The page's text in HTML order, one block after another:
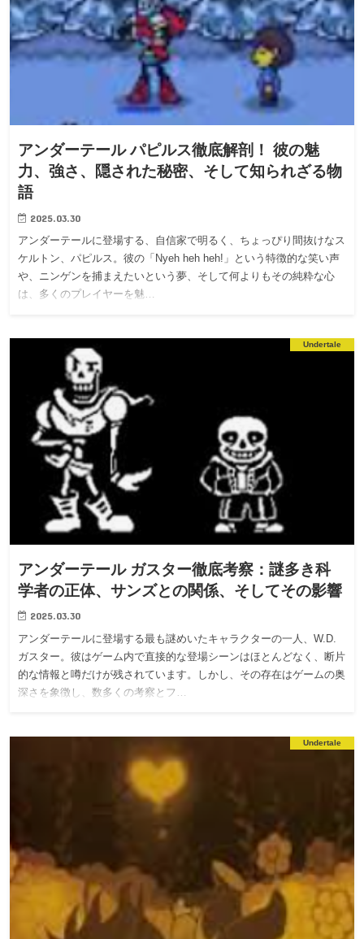
アンダーテール パピルス徹底解剖！ 彼の魅
力、強さ、隠された秘密、そして知られざる物
語
2025.03.30
アンダーテールに登場する、自信家で明るく、ちょっぴり間抜けなス
ケルトン、パピルス。彼の「Nyeh heh heh!」という特徴的な笑い声
や、ニンゲンを捕まえたいという夢、そして何よりもその純粋な心
は、多くのプレイヤーを魅…
Undertale
アンダーテール ガスター徹底考察：謎多き科
学者の正体、サンズとの関係、そしてその影響
2025.03.30
アンダーテールに登場する最も謎めいたキャラクターの一人、W.D.
ガスター。彼はゲーム内で直接的な登場シーンはほとんどなく、断片
的な情報と噂だけが残されています。しかし、その存在はゲームの奥
深さを象徴し、数多くの考察とフ…
Undertale